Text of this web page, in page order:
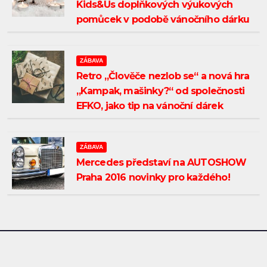
vstupuje do
Kids&Us doplňkových výukových
pomůcek v podobě vánočního dárku
ZÁBAVA
Retro „Člověče nezlob se“ a nová hra
„Kampak, mašinky?“ od společnosti
EFKO, jako tip na vánoční dárek
ZÁBAVA
Mercedes představí na AUTOSHOW
Praha 2016 novinky pro každého!
Odkaz
kontextu
Loučeň